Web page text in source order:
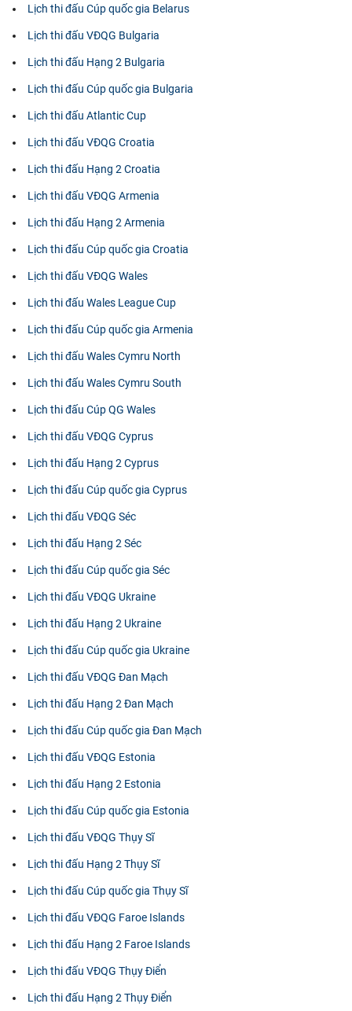
Lịch thi đấu Cúp quốc gia Belarus
Lịch thi đấu VĐQG Bulgaria
Lịch thi đấu Hạng 2 Bulgaria
Lịch thi đấu Cúp quốc gia Bulgaria
Lịch thi đấu Atlantic Cup
Lịch thi đấu VĐQG Croatia
Lịch thi đấu Hạng 2 Croatia
Lịch thi đấu VĐQG Armenia
Lịch thi đấu Hạng 2 Armenia
Lịch thi đấu Cúp quốc gia Croatia
Lịch thi đấu VĐQG Wales
Lịch thi đấu Wales League Cup
Lịch thi đấu Cúp quốc gia Armenia
Lịch thi đấu Wales Cymru North
Lịch thi đấu Wales Cymru South
Lịch thi đấu Cúp QG Wales
Lịch thi đấu VĐQG Cyprus
Lịch thi đấu Hạng 2 Cyprus
Lịch thi đấu Cúp quốc gia Cyprus
Lịch thi đấu VĐQG Séc
Lịch thi đấu Hạng 2 Séc
Lịch thi đấu Cúp quốc gia Séc
Lịch thi đấu VĐQG Ukraine
Lịch thi đấu Hạng 2 Ukraine
Lịch thi đấu Cúp quốc gia Ukraine
Lịch thi đấu VĐQG Đan Mạch
Lịch thi đấu Hạng 2 Đan Mạch
Lịch thi đấu Cúp quốc gia Đan Mạch
Lịch thi đấu VĐQG Estonia
Lịch thi đấu Hạng 2 Estonia
Lịch thi đấu Cúp quốc gia Estonia
Lịch thi đấu VĐQG Thụy Sĩ
Lịch thi đấu Hạng 2 Thụy Sĩ
Lịch thi đấu Cúp quốc gia Thụy Sĩ
Lịch thi đấu VĐQG Faroe Islands
Lịch thi đấu Hạng 2 Faroe Islands
Lịch thi đấu VĐQG Thụy Điển
Lịch thi đấu Hạng 2 Thụy Điển